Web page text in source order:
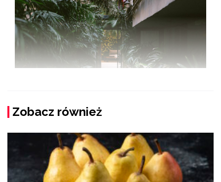
Zobacz również